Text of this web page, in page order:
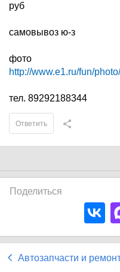
руб
самовывоз ю-з
фото
http://www.e1.ru/fun/
тел. 89292188344
Ответить
Поделиться
Автозапчасти и